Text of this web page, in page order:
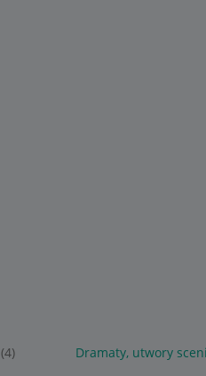
(4) Dramaty, utwory